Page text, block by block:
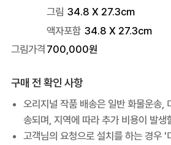
그림 34.8 X 27.3cm
액자포함 34.8 X 27.3cm
그림가격 700,000원
구매 전 확인 사항
오리지널 작품 배송은 일반 화물운송,
송되며, 지역에 따라 추가 비용이 발생
고객님의 요청으로 설치를 하는 경우